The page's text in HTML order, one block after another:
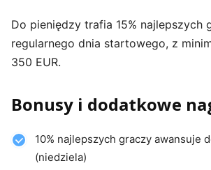
Do pieniędzy trafia 15% najlepszych
regularnego dnia startowego, z
350 EUR.
Bonusy i dodatkowe
10% najlepszych graczy awansuje
(niedziela)